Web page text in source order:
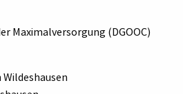
Maximalversorgung (DGOOC)